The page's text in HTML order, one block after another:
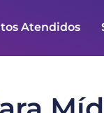
Atendidos